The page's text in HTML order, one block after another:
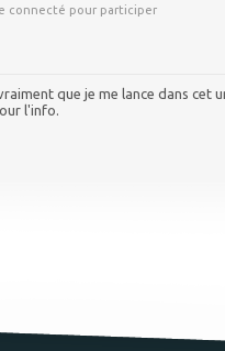
connecté pour participer
que je me lance dans cet
l'info.